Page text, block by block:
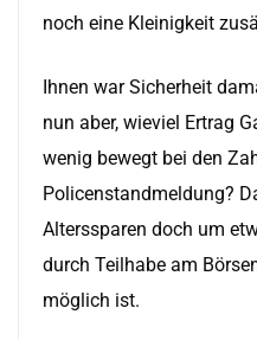
noch eine Kleinigkeit
Ihnen war Sicherheit
nun aber, wieviel Ertrag
wenig bewegt bei den
Policenstandmeldung?
Alterssparen doch um
durch Teilhabe am
möglich ist.